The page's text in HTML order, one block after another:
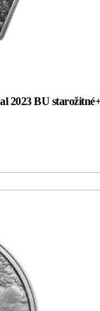
2023 BU